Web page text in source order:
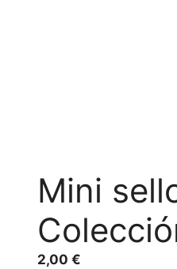
Mini
2,00 €